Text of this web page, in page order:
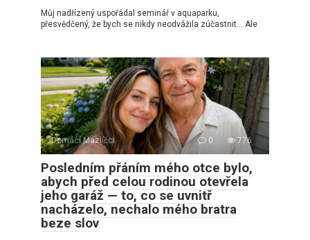
Můj nadřízený uspořádal seminář v aquaparku,
přesvědčený, že bych se nikdy neodvážila zúčastnit… Ale
Domácí Mazlíčci 0 776
Posledním přáním mého otce bylo,
abych před celou rodinou otevřela
jeho garáž — to, co se uvnitř
nacházelo, nechalo mého bratra
beze slov